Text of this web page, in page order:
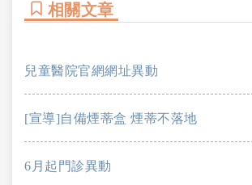
相關文章
兒童醫院官網網址異動
[宣導]自備煙蒂盒 煙蒂不落地
6月起門診異動